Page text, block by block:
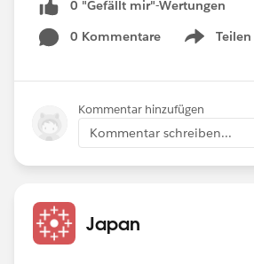
0 "Gefällt mir"-Wertungen
0 Kommentare
Teilen
Show menu
Kommentar hinzufügen
Kommentar schreiben...
Japan